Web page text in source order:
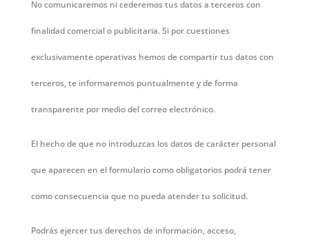
No comunicaremos ni cederemos tus datos a terceros con
finalidad comercial o publicitaria. Si por cuestiones
exclusivamente operativas hemos de compartir tus datos con
terceros, te informaremos puntualmente y de forma
transparente por medio del correo electrónico.
El hecho de que no introduzcas los datos de carácter personal
que aparecen en el formulario como obligatorios podrá tener
como consecuencia que no pueda atender tu solicitud.
Podrás ejercer tus derechos de información, acceso,